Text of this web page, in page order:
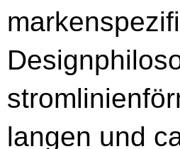
langen und